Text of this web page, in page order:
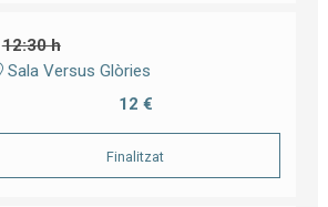
12:30 h
Sala Versus Glòries
12 €
Finalitzat